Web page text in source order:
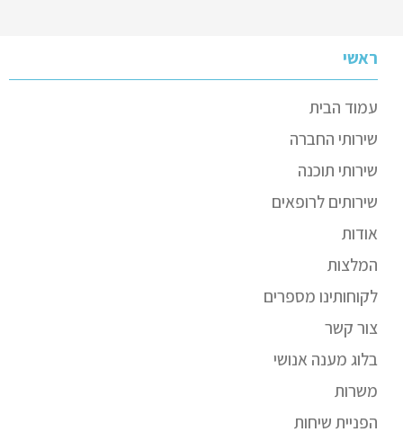
ראשי
עמוד הבית
שירותי החברה
שירותי תוכנה
שירותים לרופאים
אודות
המלצות
לקוחותינו מספרים
צור קשר
בלוג מענה אנושי
משרות
הפניית שיחות